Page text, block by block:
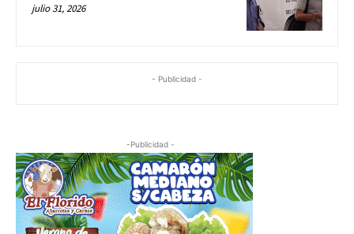
julio 31, 2026
- Publicidad -
-Publicidad -